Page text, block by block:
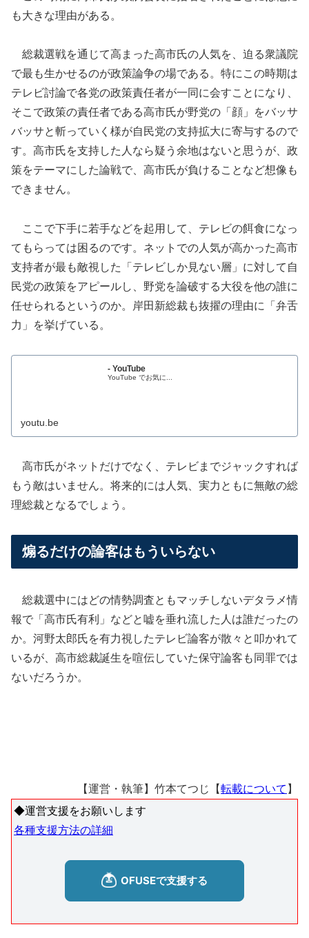
も大きな理由がある。
総裁選戦を通じて高まった高市氏の人気を、迫る衆議院
で最も生かせるのが政策論争の場である。特にこの時期は
テレビ討論で各党の政策責任者が一同に会すことになり、
そこで政策の責任者である高市氏が野党の「顔」をバッサ
バッサと斬っていく様が自民党の支持拡大に寄与するので
す。高市氏を支持した人なら疑う余地はないと思うが、政
策をテーマにした論戦で、高市氏が負けることなど想像も
できません。
ここで下手に若手などを起用して、テレビの餌食になっ
てもらっては困るのです。ネットでの人気が高かった高市
支持者が最も敵視した「テレビしか見ない層」に対して自
民党の政策をアピールし、野党を論破する大役を他の誰に
任せられるというのか。岸田新総裁も抜擢の理由に「弁舌
力」を挙げている。
- YouTube
YouTube でお気に...
youtu.be
高市氏がネットだけでなく、テレビまでジャックすれば
もう敵はいません。将来的には人気、実力ともに無敵の総
理総裁となるでしょう。
煽るだけの論客はもういらない
総裁選中にはどの情勢調査ともマッチしないデタラメ情
報で「高市氏有利」などと嘘を垂れ流した人は誰だったの
か。河野太郎氏を有力視したテレビ論客が散々と叩かれて
いるが、高市総裁誕生を喧伝していた保守論客も同罪では
ないだろうか。
【運営・執筆】竹本てつじ【転載について 】
◆運営支援をお願いします
各種支援方法の詳細